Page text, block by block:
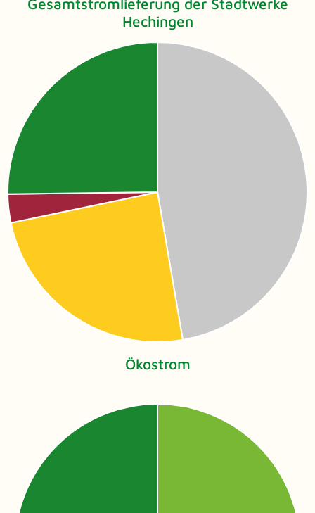
Gesamtstromlieferung der Stadtwerke
Hechingen
Ökostrom